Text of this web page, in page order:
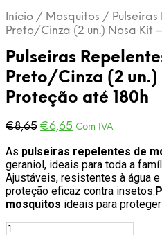
Início / Mosquitos /
Preto/Cinza (2 un.) Nosa Kit
Pulseiras
Preto/Cinza (2 un.)
Proteção até 180h
€8,65 O
original
era:
€8,65.
€6,65 O
atual
é:
€6,65.
Com IVA
As pulseiras repelentes de
geraniol, ideais para toda a
Ajustáveis, resistentes à água
proteção eficaz contra insetos.
mosquitos ideais para
Quantidade